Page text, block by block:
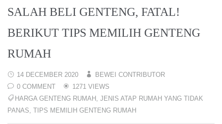
SALAH BELI GENTENG, FATAL!
BERIKUT TIPS MEMILIH GENTENG
RUMAH
14 DECEMBER 2020
BEWEI CONTRIBUTOR
0 COMMENT
1271 VIEWS
HARGA GENTENG RUMAH , JENIS ATAP RUMAH YANG TIDAK
PANAS, TIPS MEMILIH GENTENG RUMAH